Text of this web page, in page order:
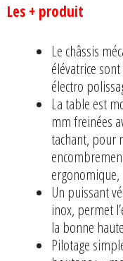
Les + produit
Le châssis
élévatrice
électro
La table est
mm freinées
tachant, pour
ergonomique,
Un puissant
inox, permet
la bonne
Pilotage